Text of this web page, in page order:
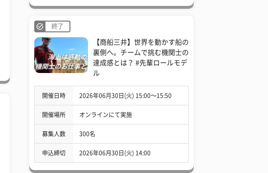
終了
【商船三井】世界を動かす船の
裏側へ。チームで挑む機関士の
達成感とは？ #先輩ロールモデ
ル
開催日時 2026年06月30日(火) 15:00〜15:50
開催場所 オンラインにて実施
募集人数 300名
申込締切 2026年06月30日(火) 14:00